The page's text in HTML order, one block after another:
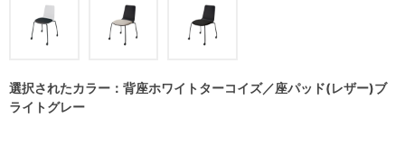
選択されたカラー：背座ホワイトターコイズ／座パッド(レザー)ブ
ライトグレー